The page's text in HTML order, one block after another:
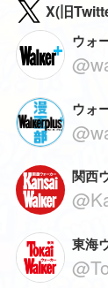
X(旧
ウォ
ウォ
関西
東海